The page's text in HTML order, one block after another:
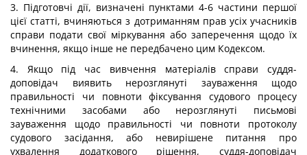
3. Підготовчі дії, визначені пунктами 4-6 частини першої
цієї статті, вчиняються з дотриманням прав усіх учасників
справи подати свої міркування або заперечення щодо їх
вчинення, якщо інше не передбачено цим Кодексом.
4. Якщо під час вивчення матеріалів справи суддя-
доповідач виявить нерозглянуті зауваження щодо
правильності чи повноти фіксування судового процесу
технічними засобами або нерозглянуті письмові
зауваження щодо правильності чи повноти протоколу
судового засідання, або невирішене питання про
ухвалення додаткового рішення, суддя-доповідач